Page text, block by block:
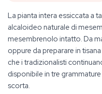
La pianta intera essiccata a
alcaloideo naturale di
mesembrenolo intatto. Da
oppure da preparare in
che i tradizionalisti
disponibile in tre
scorta.